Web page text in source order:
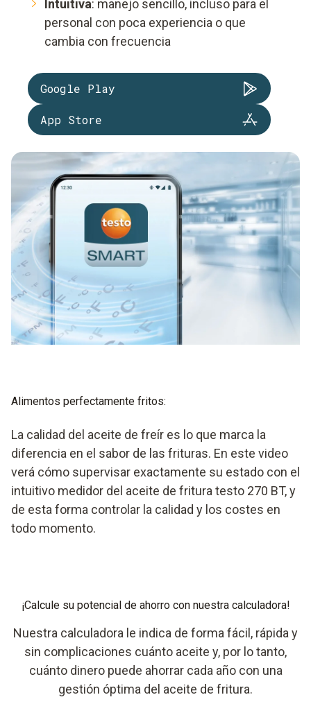
Intuitiva: manejo sencillo, incluso para el
personal con poca experiencia o que
cambia con frecuencia
Google Play
App Store
Alimentos perfectamente fritos:
La calidad del aceite de freír es lo que marca la
diferencia en el sabor de las frituras. En este video
verá cómo supervisar exactamente su estado con el
intuitivo medidor del aceite de fritura testo 270 BT, y
de esta forma controlar la calidad y los costes en
todo momento.
¡Calcule su potencial de ahorro con nuestra calculadora!
Nuestra calculadora le indica de forma fácil, rápida y
sin complicaciones cuánto aceite y, por lo tanto,
cuánto dinero puede ahorrar cada año con una
gestión óptima del aceite de fritura.